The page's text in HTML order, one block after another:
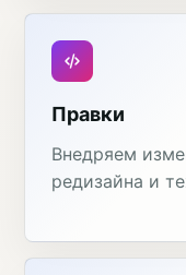
Правки
Внедряем
редизайна и